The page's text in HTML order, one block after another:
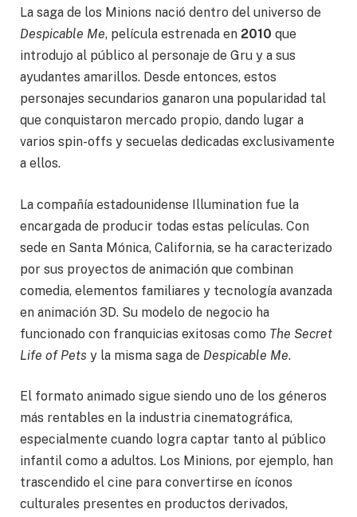
La saga de los Minions nació dentro del universo de
Despicable Me, película estrenada en 2010 que
introdujo al público al personaje de Gru y a sus
ayudantes amarillos. Desde entonces, estos
personajes secundarios ganaron una popularidad tal
que conquistaron mercado propio, dando lugar a
varios spin-offs y secuelas dedicadas exclusivamente
a ellos.
La compañía estadounidense Illumination fue la
encargada de producir todas estas películas. Con
sede en Santa Mónica, California, se ha caracterizado
por sus proyectos de animación que combinan
comedia, elementos familiares y tecnología avanzada
en animación 3D. Su modelo de negocio ha
funcionado con franquicias exitosas como The Secret
Life of Pets y la misma saga de Despicable Me.
El formato animado sigue siendo uno de los géneros
más rentables en la industria cinematográfica,
especialmente cuando logra captar tanto al público
infantil como a adultos. Los Minions, por ejemplo, han
trascendido el cine para convertirse en íconos
culturales presentes en productos derivados,